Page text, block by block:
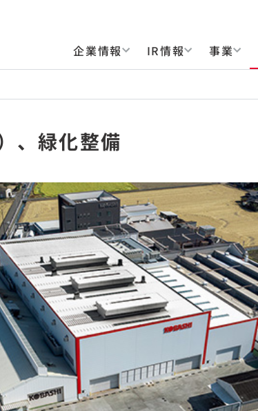
企業情報 IR情報 事業
、緑化整備